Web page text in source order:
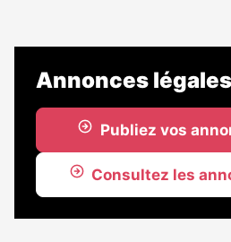
Annonces légales
Publiez vos
Consultez les